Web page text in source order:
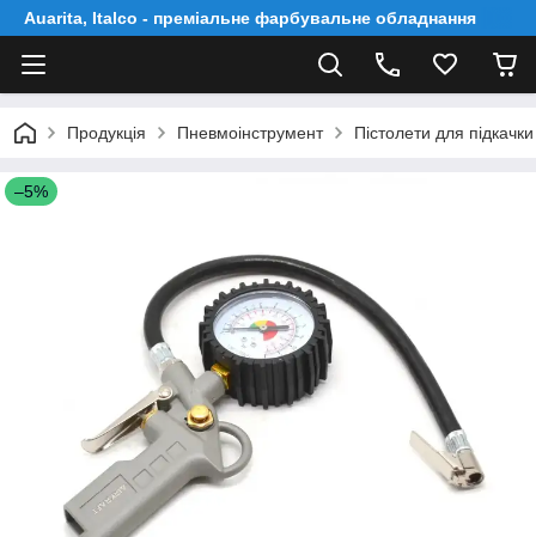
Auarita, Italco - преміальне фарбувальне обладнання
Продукція Пневмоінструмент Пістолети для підкачки
–5%